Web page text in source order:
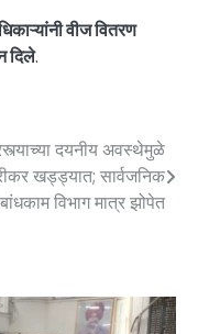
वीज वितरण
दिले.
दयनीय अवस्थेमुळे
खड्ड्यात; सार्वजनिक
बांधकाम विभाग मात्र झोपेत